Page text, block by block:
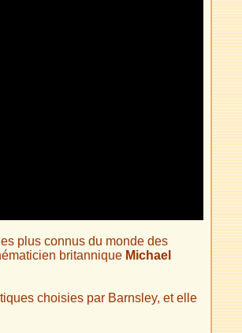
plus connus du monde des
britannique Michael
choisies par Barnsley, et elle